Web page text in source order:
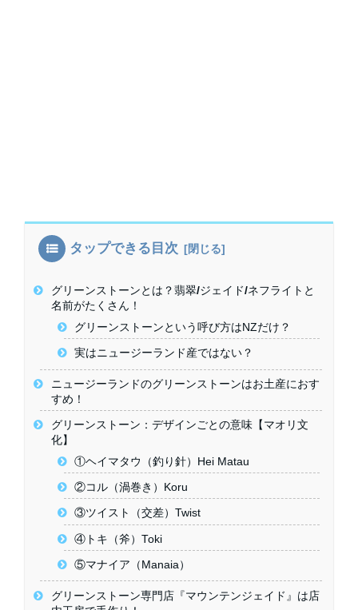
タップできる目次
グリーンストーンとは？翡翠/ジェイド/ネフライトと
名前がたくさん！
グリーンストーンという呼び方はNZだけ？
実はニュージーランド産ではない？
ニュージーランドのグリーンストーンはお土産におす
すめ！
グリーンストーン：デザインごとの意味【マオリ文
化】
①ヘイマタウ（釣り針）Hei Matau
②コル（渦巻き）Koru
③ツイスト（交差）Twist
④トキ（斧）Toki
⑤マナイア（Manaia）
グリーンストーン専門店『マウンテンジェイド』は店